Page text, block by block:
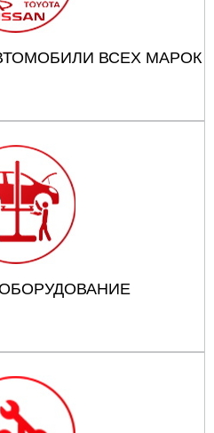
ВСЕХ МАРОК